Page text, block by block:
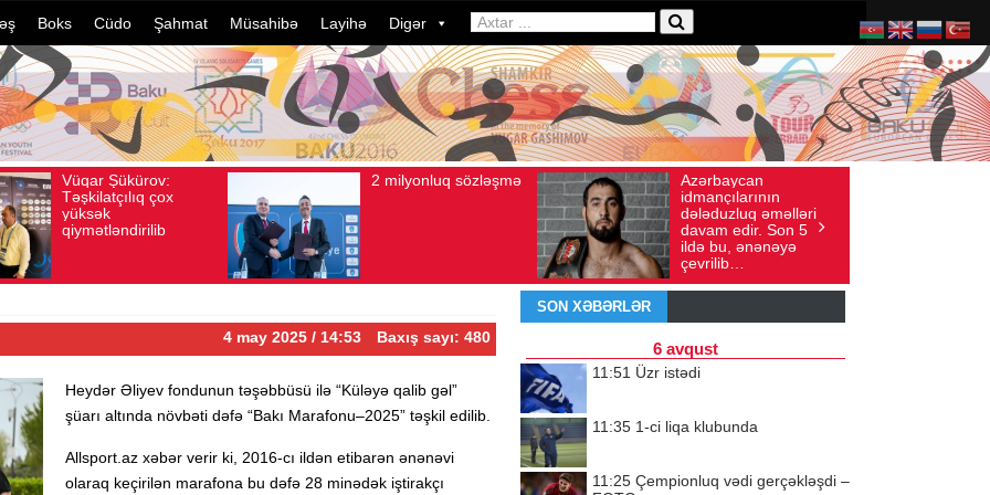
Boks Cüdo Şahmat Müsahibə Layihə Digər
2 milyonluq sözləşmə
Baxış sayı: 80
Avqust 04, 2026
Azərbaycan
dələduzluq əməlləri
davam edir. Son 5
Baxış sayı: 136
Avqust 04, 2026
Ad gününü vətənində
qeyd etməsə də,
ürəyi hər zaman
doğma yurdu ilə
döyünür
Baxış sayı: 238
İyul 30, 2026
4 may 2025 / 14:53 Baxış sayı: 480
Heydər Əliyev fondunun təşəbbüsü ilə “Küləyə qalib gəl”
şüarı altında növbəti dəfə “Bakı Marafonu–2025” təşkil edilib.
Allsport.az xəbər verir ki, 2016-cı ildən etibarən ənənəvi
olaraq keçirilən marafona bu dəfə 28 minədək iştirakçı
SON XƏBƏRLƏR
6 avqust
11:51 Üzr istədi
11:35 1-ci liqa klubunda
11:25 Çempionluq vədi gerçəkləşdi –